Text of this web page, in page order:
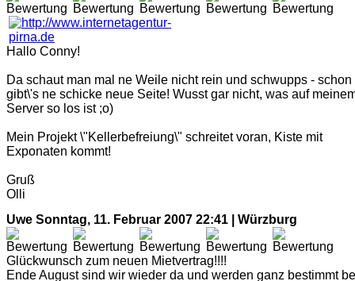
Hallo Conny!
Da schaut man mal ne Weile nicht rein und schwupps - schon
gibt\'s ne schicke neue Seite! Wusst gar nicht, was auf
Server so los ist ;o)
Mein Projekt \"Kellerbefreiung\" schreitet voran, Kiste mit
Exponaten kommt!
Gruß
Olli
Uwe Sonntag, 11. Februar 2007 22:41 | Würzburg
Glückwunsch zum neuen Mietvertrag!!!!
Ende August sind wir wieder da und werden ganz bestimmt